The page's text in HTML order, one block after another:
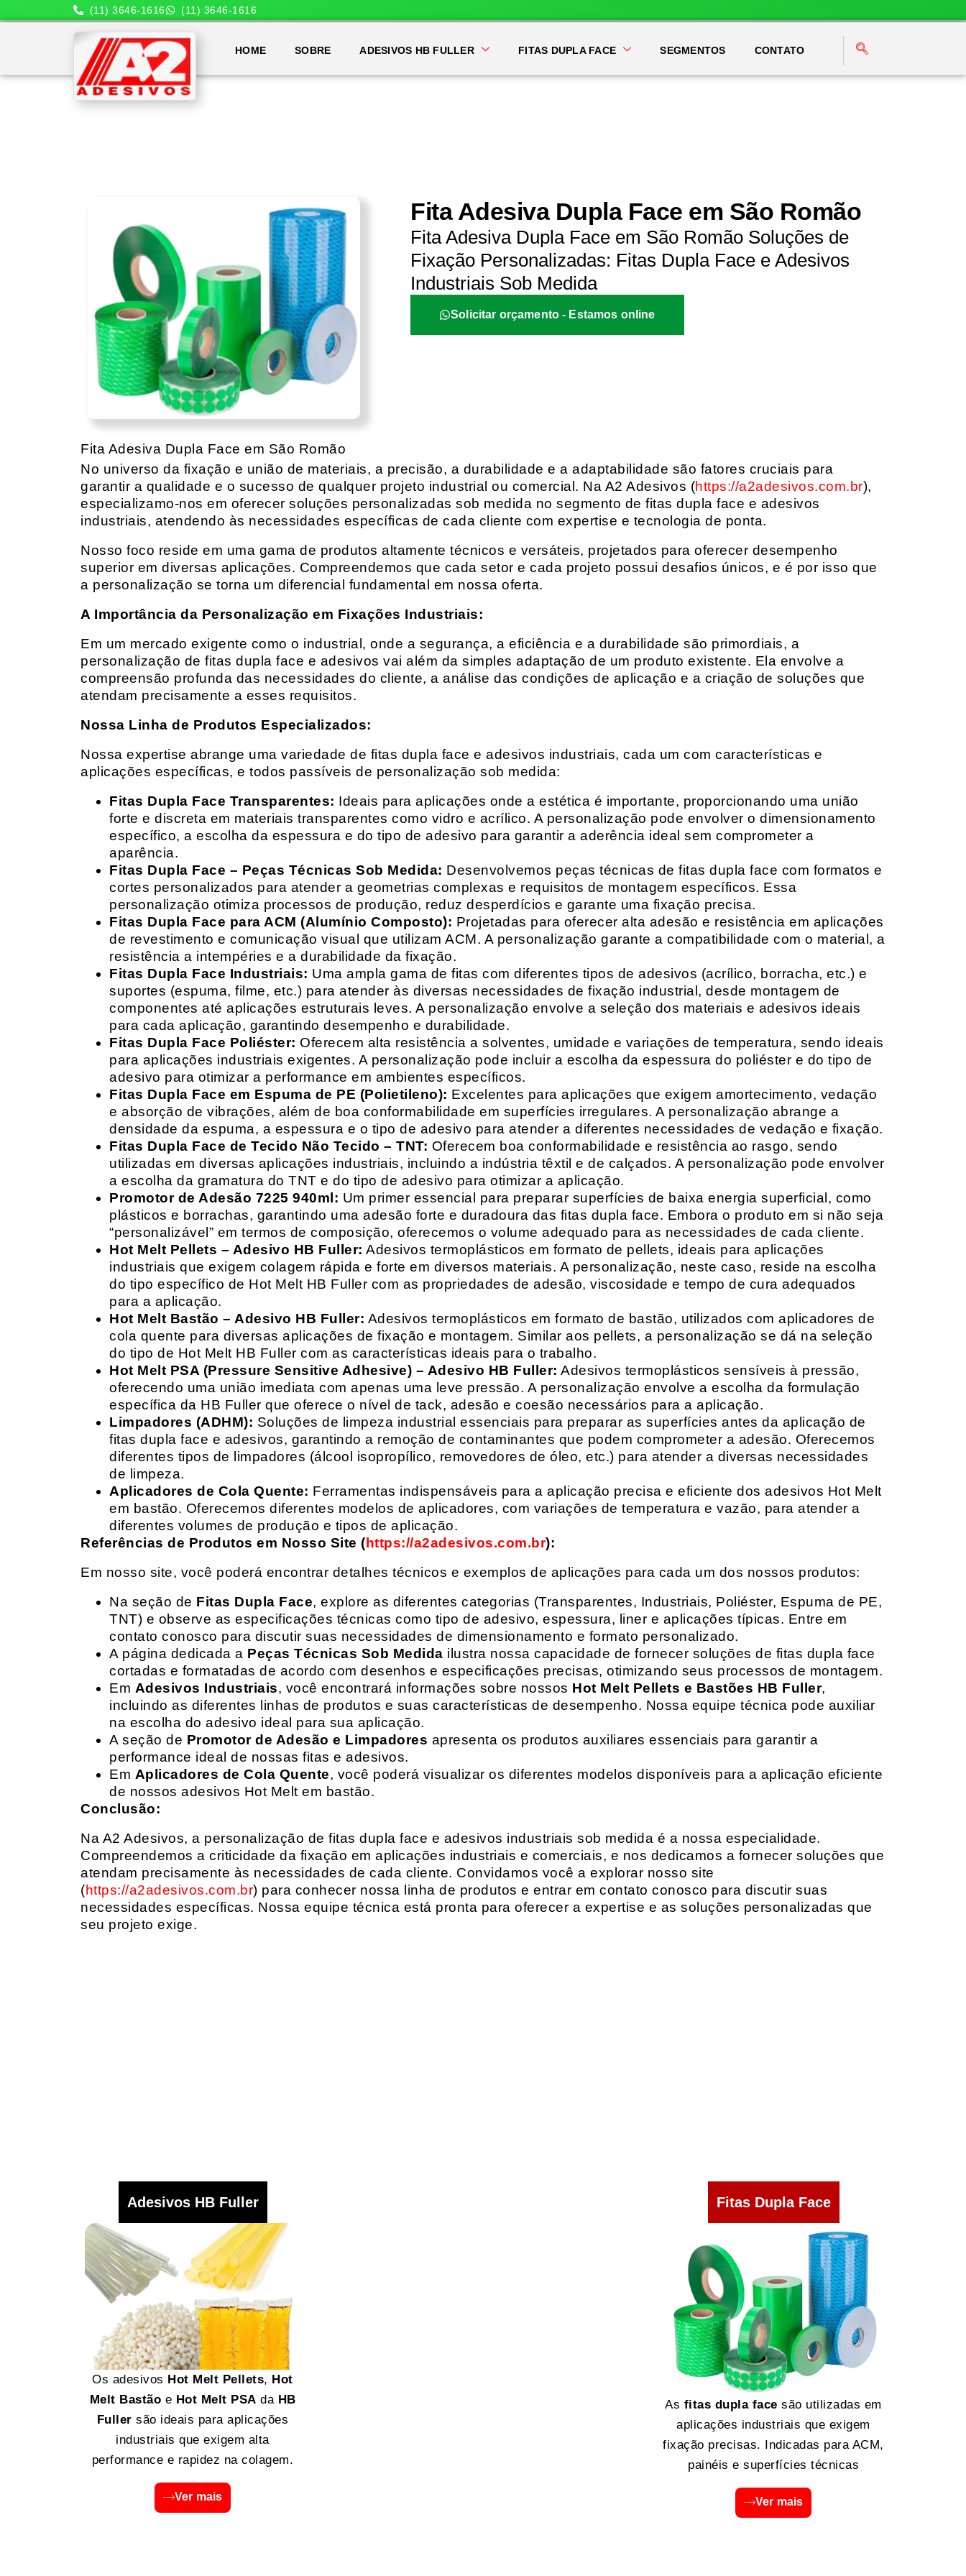
(11) 3646-1616 (11) 3646-1616
HOME SOBRE ADESIVOS HB FULLER FITAS DUPLA FACE SEGMENTOS CONTATO
Fita Adesiva Dupla Face em São Romão
Fita Adesiva Dupla Face em São Romão Soluções de
Fixação Personalizadas: Fitas Dupla Face e Adesivos
Industriais Sob Medida
Solicitar orçamento - Estamos online
Fita Adesiva Dupla Face em São Romão
No universo da fixação e união de materiais, a precisão, a durabilidade e a adaptabilidade são fatores cruciais para
garantir a qualidade e o sucesso de qualquer projeto industrial ou comercial. Na A2 Adesivos (https://a2adesivos.com.br),
especializamo-nos em oferecer soluções personalizadas sob medida no segmento de fitas dupla face e adesivos
industriais, atendendo às necessidades específicas de cada cliente com expertise e tecnologia de ponta.
Nosso foco reside em uma gama de produtos altamente técnicos e versáteis, projetados para oferecer desempenho
superior em diversas aplicações. Compreendemos que cada setor e cada projeto possui desafios únicos, e é por isso que
a personalização se torna um diferencial fundamental em nossa oferta.
A Importância da Personalização em Fixações Industriais:
Em um mercado exigente como o industrial, onde a segurança, a eficiência e a durabilidade são primordiais, a
personalização de fitas dupla face e adesivos vai além da simples adaptação de um produto existente. Ela envolve a
compreensão profunda das necessidades do cliente, a análise das condições de aplicação e a criação de soluções que
atendam precisamente a esses requisitos.
Nossa Linha de Produtos Especializados:
Nossa expertise abrange uma variedade de fitas dupla face e adesivos industriais, cada um com características e
aplicações específicas, e todos passíveis de personalização sob medida:
Fitas Dupla Face Transparentes: Ideais para aplicações onde a estética é importante, proporcionando uma união
forte e discreta em materiais transparentes como vidro e acrílico. A personalização pode envolver o dimensionamento
específico, a escolha da espessura e do tipo de adesivo para garantir a aderência ideal sem comprometer a
aparência.
Fitas Dupla Face – Peças Técnicas Sob Medida: Desenvolvemos peças técnicas de fitas dupla face com formatos e
cortes personalizados para atender a geometrias complexas e requisitos de montagem específicos. Essa
personalização otimiza processos de produção, reduz desperdícios e garante uma fixação precisa.
Fitas Dupla Face para ACM (Alumínio Composto): Projetadas para oferecer alta adesão e resistência em aplicações
de revestimento e comunicação visual que utilizam ACM. A personalização garante a compatibilidade com o material, a
resistência a intempéries e a durabilidade da fixação.
Fitas Dupla Face Industriais: Uma ampla gama de fitas com diferentes tipos de adesivos (acrílico, borracha, etc.) e
suportes (espuma, filme, etc.) para atender às diversas necessidades de fixação industrial, desde montagem de
componentes até aplicações estruturais leves. A personalização envolve a seleção dos materiais e adesivos ideais
para cada aplicação, garantindo desempenho e durabilidade.
Fitas Dupla Face Poliéster: Oferecem alta resistência a solventes, umidade e variações de temperatura, sendo ideais
para aplicações industriais exigentes. A personalização pode incluir a escolha da espessura do poliéster e do tipo de
adesivo para otimizar a performance em ambientes específicos.
Fitas Dupla Face em Espuma de PE (Polietileno): Excelentes para aplicações que exigem amortecimento, vedação
e absorção de vibrações, além de boa conformabilidade em superfícies irregulares. A personalização abrange a
densidade da espuma, a espessura e o tipo de adesivo para atender a diferentes necessidades de vedação e fixação.
Fitas Dupla Face de Tecido Não Tecido – TNT: Oferecem boa conformabilidade e resistência ao rasgo, sendo
utilizadas em diversas aplicações industriais, incluindo a indústria têxtil e de calçados. A personalização pode envolver
a escolha da gramatura do TNT e do tipo de adesivo para otimizar a aplicação.
Promotor de Adesão 7225 940ml: Um primer essencial para preparar superfícies de baixa energia superficial, como
plásticos e borrachas, garantindo uma adesão forte e duradoura das fitas dupla face. Embora o produto em si não seja
“personalizável” em termos de composição, oferecemos o volume adequado para as necessidades de cada cliente.
Hot Melt Pellets – Adesivo HB Fuller: Adesivos termoplásticos em formato de pellets, ideais para aplicações
industriais que exigem colagem rápida e forte em diversos materiais. A personalização, neste caso, reside na escolha
do tipo específico de Hot Melt HB Fuller com as propriedades de adesão, viscosidade e tempo de cura adequados
para a aplicação.
Hot Melt Bastão – Adesivo HB Fuller: Adesivos termoplásticos em formato de bastão, utilizados com aplicadores de
cola quente para diversas aplicações de fixação e montagem. Similar aos pellets, a personalização se dá na seleção
do tipo de Hot Melt HB Fuller com as características ideais para o trabalho.
Hot Melt PSA (Pressure Sensitive Adhesive) – Adesivo HB Fuller: Adesivos termoplásticos sensíveis à pressão,
oferecendo uma união imediata com apenas uma leve pressão. A personalização envolve a escolha da formulação
específica da HB Fuller que oferece o nível de tack, adesão e coesão necessários para a aplicação.
Limpadores (ADHM): Soluções de limpeza industrial essenciais para preparar as superfícies antes da aplicação de
fitas dupla face e adesivos, garantindo a remoção de contaminantes que podem comprometer a adesão. Oferecemos
diferentes tipos de limpadores (álcool isopropílico, removedores de óleo, etc.) para atender a diversas necessidades
de limpeza.
Aplicadores de Cola Quente: Ferramentas indispensáveis para a aplicação precisa e eficiente dos adesivos Hot Melt
em bastão. Oferecemos diferentes modelos de aplicadores, com variações de temperatura e vazão, para atender a
diferentes volumes de produção e tipos de aplicação.
Referências de Produtos em Nosso Site (https://a2adesivos.com.br):
Em nosso site, você poderá encontrar detalhes técnicos e exemplos de aplicações para cada um dos nossos produtos:
Na seção de Fitas Dupla Face, explore as diferentes categorias (Transparentes, Industriais, Poliéster, Espuma de PE,
TNT) e observe as especificações técnicas como tipo de adesivo, espessura, liner e aplicações típicas. Entre em
contato conosco para discutir suas necessidades de dimensionamento e formato personalizado.
A página dedicada a Peças Técnicas Sob Medida ilustra nossa capacidade de fornecer soluções de fitas dupla face
cortadas e formatadas de acordo com desenhos e especificações precisas, otimizando seus processos de montagem.
Em Adesivos Industriais, você encontrará informações sobre nossos Hot Melt Pellets e Bastões HB Fuller,
incluindo as diferentes linhas de produtos e suas características de desempenho. Nossa equipe técnica pode auxiliar
na escolha do adesivo ideal para sua aplicação.
A seção de Promotor de Adesão e Limpadores apresenta os produtos auxiliares essenciais para garantir a
performance ideal de nossas fitas e adesivos.
Em Aplicadores de Cola Quente, você poderá visualizar os diferentes modelos disponíveis para a aplicação eficiente
de nossos adesivos Hot Melt em bastão.
Conclusão:
Na A2 Adesivos, a personalização de fitas dupla face e adesivos industriais sob medida é a nossa especialidade.
Compreendemos a criticidade da fixação em aplicações industriais e comerciais, e nos dedicamos a fornecer soluções que
atendam precisamente às necessidades de cada cliente. Convidamos você a explorar nosso site
(https://a2adesivos.com.br) para conhecer nossa linha de produtos e entrar em contato conosco para discutir suas
necessidades específicas. Nossa equipe técnica está pronta para oferecer a expertise e as soluções personalizadas que
seu projeto exige.
Adesivos HB Fuller
Os adesivos Hot Melt Pellets, Hot
Melt Bastão e Hot Melt PSA da HB
Fuller são ideais para aplicações
industriais que exigem alta
performance e rapidez na colagem.
Ver mais
Fitas Dupla Face
As fitas dupla face são utilizadas em
aplicações industriais que exigem
fixação precisas. Indicadas para ACM,
painéis e superfícies técnicas
Ver mais